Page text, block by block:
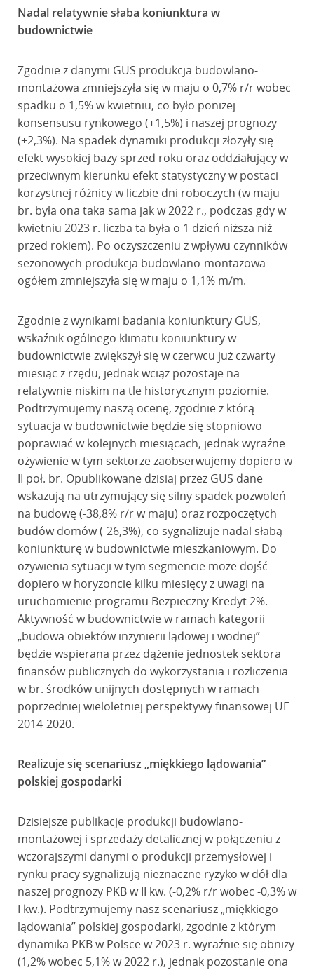
Nadal relatywnie słaba koniunktura w
budownictwie
Zgodnie z danymi GUS produkcja budowlano-
montażowa zmniejszyła się w maju o 0,7% r/r wobec
spadku o 1,5% w kwietniu, co było poniżej
konsensusu rynkowego (+1,5%) i naszej prognozy
(+2,3%). Na spadek dynamiki produkcji złożyły się
efekt wysokiej bazy sprzed roku oraz oddziałujący w
przeciwnym kierunku efekt statystyczny w postaci
korzystnej różnicy w liczbie dni roboczych (w maju
br. była ona taka sama jak w 2022 r., podczas gdy w
kwietniu 2023 r. liczba ta była o 1 dzień niższa niż
przed rokiem). Po oczyszczeniu z wpływu czynników
sezonowych produkcja budowlano-montażowa
ogółem zmniejszyła się w maju o 1,1% m/m.
Zgodnie z wynikami badania koniunktury GUS,
wskaźnik ogólnego klimatu koniunktury w
budownictwie zwiększył się w czerwcu już czwarty
miesiąc z rzędu, jednak wciąż pozostaje na
relatywnie niskim na tle historycznym poziomie.
Podtrzymujemy naszą ocenę, zgodnie z którą
sytuacja w budownictwie będzie się stopniowo
poprawiać w kolejnych miesiącach, jednak wyraźne
ożywienie w tym sektorze zaobserwujemy dopiero w
II poł. br. Opublikowane dzisiaj przez GUS dane
wskazują na utrzymujący się silny spadek pozwoleń
na budowę (-38,8% r/r w maju) oraz rozpoczętych
budów domów (-26,3%), co sygnalizuje nadal słabą
koniunkturę w budownictwie mieszkaniowym. Do
ożywienia sytuacji w tym segmencie może dojść
dopiero w horyzoncie kilku miesięcy z uwagi na
uruchomienie programu Bezpieczny Kredyt 2%.
Aktywność w budownictwie w ramach kategorii
„budowa obiektów inżynierii lądowej i wodnej”
będzie wspierana przez dążenie jednostek sektora
finansów publicznych do wykorzystania i rozliczenia
w br. środków unijnych dostępnych w ramach
poprzedniej wieloletniej perspektywy finansowej UE
2014-2020.
Realizuje się scenariusz „miękkiego lądowania”
polskiej gospodarki
Dzisiejsze publikacje produkcji budowlano-
montażowej i sprzedaży detalicznej w połączeniu z
wczorajszymi danymi o produkcji przemysłowej i
rynku pracy sygnalizują nieznaczne ryzyko w dół dla
naszej prognozy PKB w II kw. (-0,2% r/r wobec -0,3% w
I kw.). Podtrzymujemy nasz scenariusz „miękkiego
lądowania” polskiej gospodarki, zgodnie z którym
dynamika PKB w Polsce w 2023 r. wyraźnie się obniży
(1,2% wobec 5,1% w 2022 r.), jednak pozostanie ona